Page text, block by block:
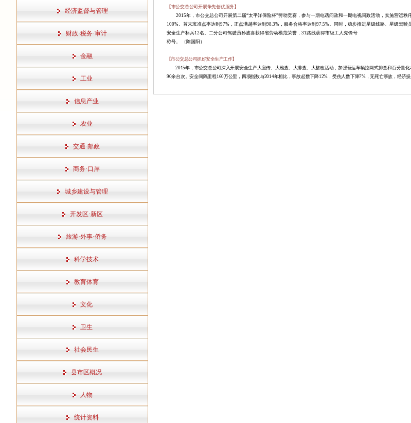
经济监督与管理
财政·税务·审计
金融
工业
信息产业
农业
交通·邮政
商务·口岸
城乡建设与管理
开发区·新区
旅游·外事·侨务
科学技术
教育体育
文化
卫生
社会民生
县市区概况
人物
统计资料
【市公交总公司开展争先创优服务】
2015年，市公交总公司开展第二届“太平洋保险杯”劳动竞赛，参与一期电话问政和一期电视问政活动，实施营运
100%。首末班准点率达到 97% ，正点满趟率达到 98.3% ，服务合格率达到 97.5%。同时，稳步推进星级线路、星级驾驶
安全生产标兵12名。二分公司驾驶员孙波喜获得省劳动模范荣誉， 31路线获得市级工人先锋号
称号。
（陈国阳）
【市公交总公司抓好安全生产工作】
2015年，市公交总公司深入开展安全生产大宣传、大检查、大排查、大整改活动，加强营运车辆拉网式排查和百分量化
90余台次。安全间隔里程 160万公里，四项指数与2014年相比，事故起数下降12% ，受伤人数下降7%，无死亡事故，经济